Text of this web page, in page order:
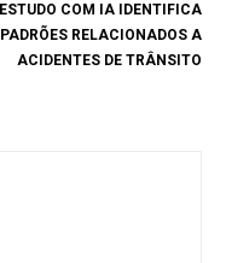
ESTUDO COM IA IDENTIFICA
PADRÕES RELACIONADOS A
ACIDENTES DE TRÂNSITO